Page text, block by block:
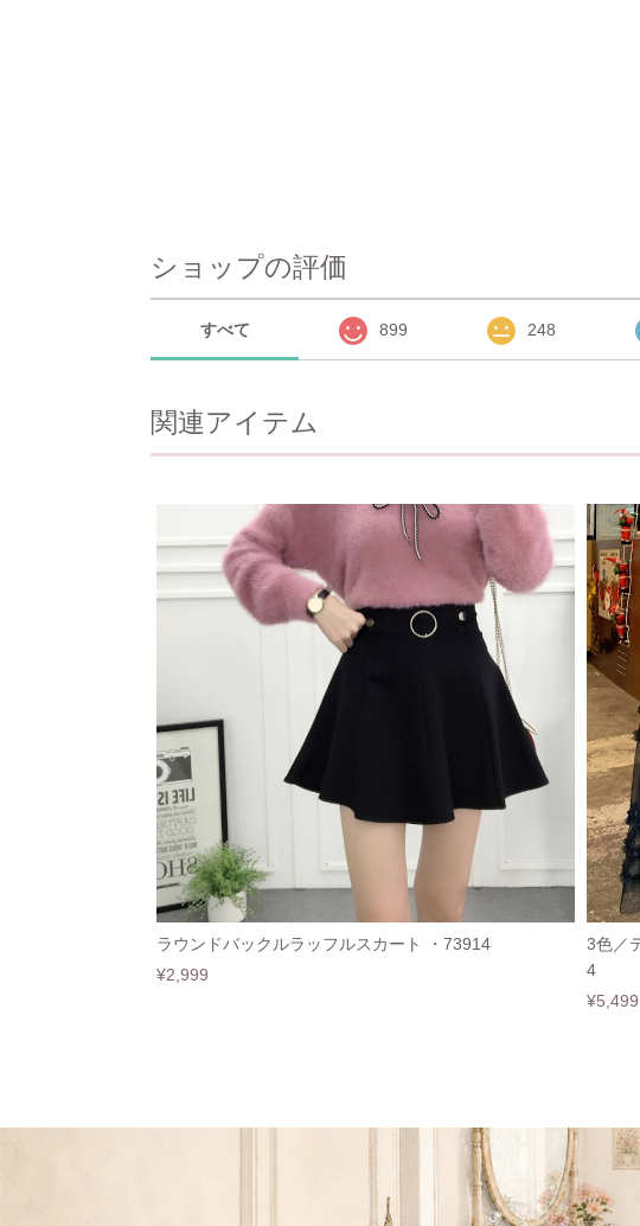
ショップの評価
すべて 899 248
関連アイテム
ラウンドバックルラッフルスカート ・73914
¥2,999
3色／
4
¥5,499